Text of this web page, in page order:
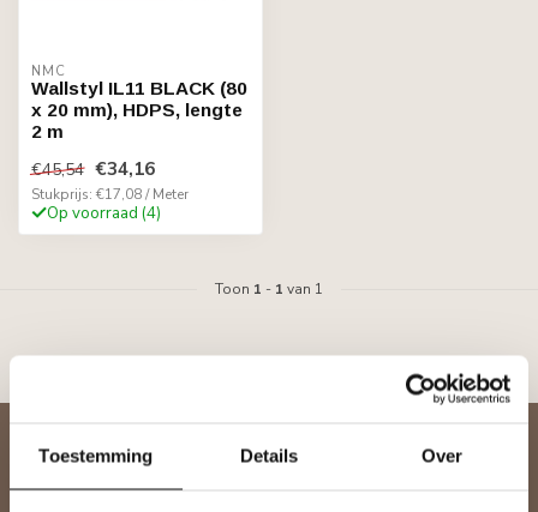
Toestemming Details Over
NMC
Wallstyl IL11 BLACK (80
x 20 mm), HDPS, lengte
2 m
€45,54 €34,16
Stukprijs: €17,08 / Meter
Op voorraad (4)
Toon 1 - 1 van 1
Abonneer je op onze nieuwsbrief